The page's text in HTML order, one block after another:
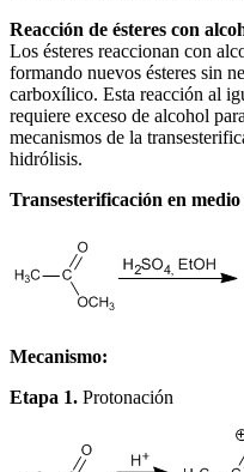
Reacción de ésteres con
Los ésteres reaccionan con
formando nuevos ésteres sin
carboxílico. Esta reacción al
requiere exceso de alcohol
mecanismos de la
hidrólisis.
Transesterificación en
Mecanismo:
Etapa 1. Protonación